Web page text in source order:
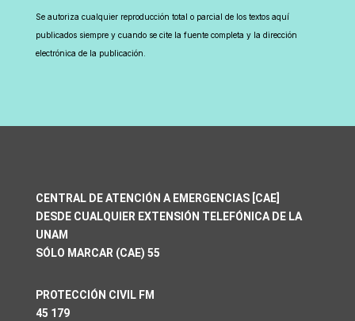
Se autoriza cualquier reproducción total o parcial de los textos aquí
publicados siempre y cuando se cite la fuente completa y la dirección
electrónica de la publicación.
CENTRAL DE ATENCIÓN A EMERGENCIAS [CAE]
DESDE CUALQUIER EXTENSIÓN TELEFÓNICA DE LA
UNAM
SÓLO MARCAR (CAE) 55
PROTECCIÓN CIVIL FM
45 179